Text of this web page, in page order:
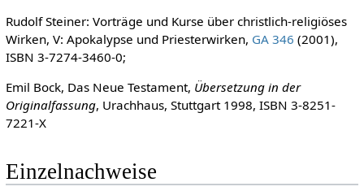
Rudolf Steiner: Vorträge und Kurse über christlich-religiöses
Wirken, V: Apokalypse und Priesterwirken, GA 346 (2001),
ISBN 3-7274-3460-0;
Emil Bock, Das Neue Testament, Übersetzung in der
Originalfassung, Urachhaus, Stuttgart 1998, ISBN 3-8251-
7221-X
Einzelnachweise